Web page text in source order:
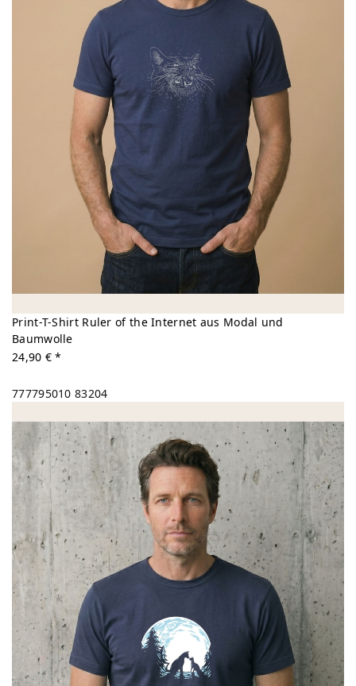
Print-T-Shirt Ruler of the Internet aus Modal und
Baumwolle
24,90 € *
777795010 83204